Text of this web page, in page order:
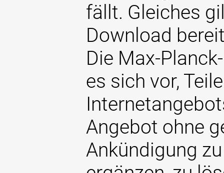
fällt. Gleiches
Download
Die Max-
es sich vor,
Angebot ohne
Ankündigung